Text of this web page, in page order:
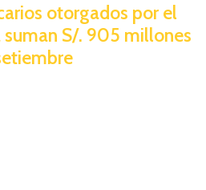
otorgados por el
S/. 905 millones